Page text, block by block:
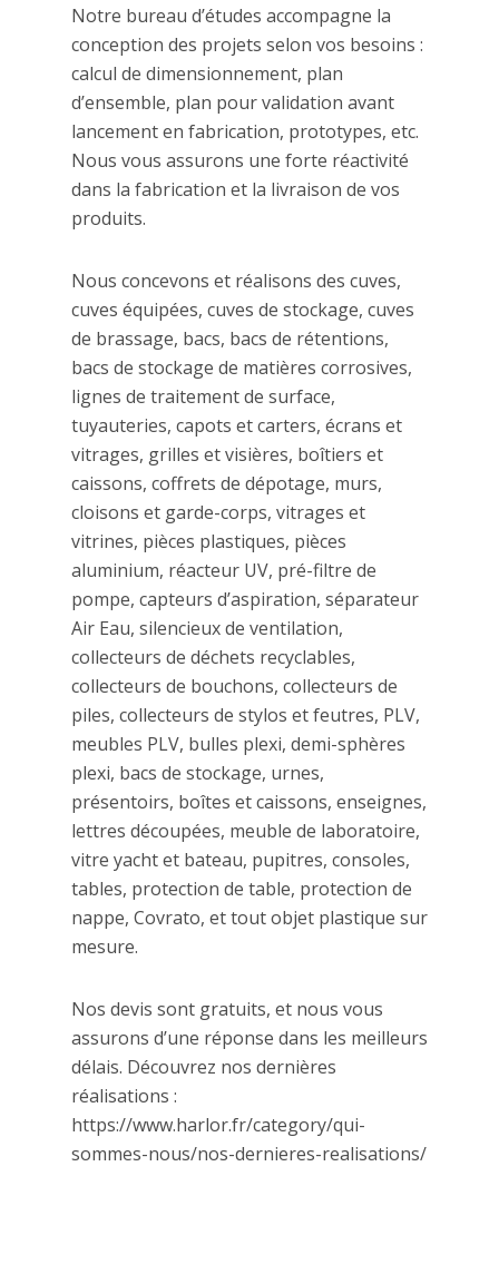
Notre bureau d’études accompagne la
conception des projets selon vos besoins :
calcul de dimensionnement, plan
d’ensemble, plan pour validation avant
lancement en fabrication, prototypes, etc.
Nous vous assurons une forte réactivité
dans la fabrication et la livraison de vos
produits.
Nous concevons et réalisons des cuves,
cuves équipées, cuves de stockage, cuves
de brassage, bacs, bacs de rétentions,
bacs de stockage de matières corrosives,
lignes de traitement de surface,
tuyauteries, capots et carters, écrans et
vitrages, grilles et visières, boîtiers et
caissons, coffrets de dépotage, murs,
cloisons et garde-corps, vitrages et
vitrines, pièces plastiques, pièces
aluminium, réacteur UV, pré-filtre de
pompe, capteurs d’aspiration, séparateur
Air Eau, silencieux de ventilation,
collecteurs de déchets recyclables,
collecteurs de bouchons, collecteurs de
piles, collecteurs de stylos et feutres, PLV,
meubles PLV, bulles plexi, demi-sphères
plexi, bacs de stockage, urnes,
présentoirs, boîtes et caissons, enseignes,
lettres découpées, meuble de laboratoire,
vitre yacht et bateau, pupitres, consoles,
tables, protection de table, protection de
nappe, Covrato, et tout objet plastique sur
mesure.
Nos devis sont gratuits, et nous vous
assurons d’une réponse dans les meilleurs
délais. Découvrez nos dernières
réalisations :
https://www.harlor.fr/category/qui-
sommes-nous/nos-dernieres-realisations/